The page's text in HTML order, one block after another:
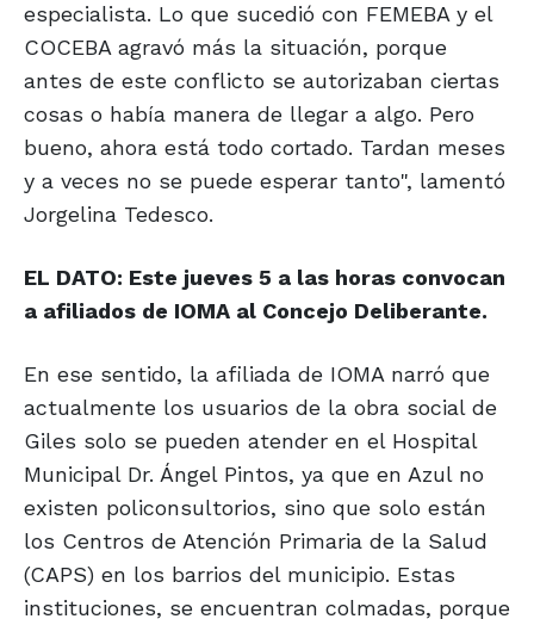
especialista. Lo que sucedió con FEMEBA y el
COCEBA agravó más la situación, porque
antes de este conflicto se autorizaban ciertas
cosas o había manera de llegar a algo. Pero
bueno, ahora está todo cortado. Tardan meses
y a veces no se puede esperar tanto", lamentó
Jorgelina Tedesco.
EL DATO: Este jueves 5 a las horas convocan
a afiliados de IOMA al Concejo Deliberante.
En ese sentido, la afiliada de IOMA narró que
actualmente los usuarios de la obra social de
Giles solo se pueden atender en el Hospital
Municipal Dr. Ángel Pintos, ya que en Azul no
existen policonsultorios, sino que solo están
los Centros de Atención Primaria de la Salud
(CAPS) en los barrios del municipio. Estas
instituciones, se encuentran colmadas, porque